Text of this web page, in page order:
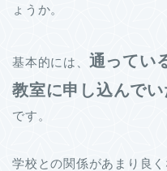
ょうか。
基本的には、 通ってい
教室に申し込んで
です。
学校との関係があまり良